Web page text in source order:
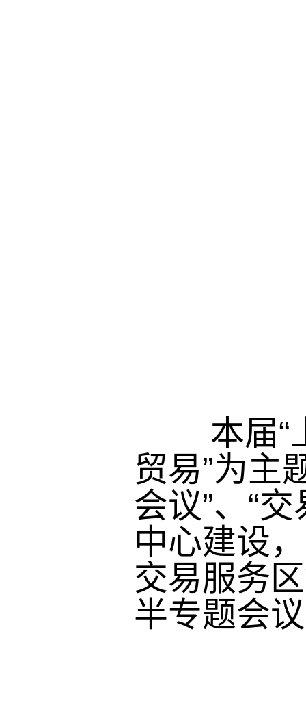
本届“上
贸易”为主
会议”、“
中心建设
交易服务
半专题会